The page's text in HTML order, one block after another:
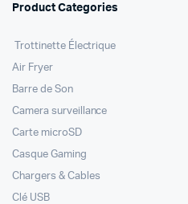
Product Categories
Trottinette Électrique
Air Fryer
Barre de Son
Camera surveillance
Carte microSD
Casque Gaming
Chargers & Cables
Clé USB